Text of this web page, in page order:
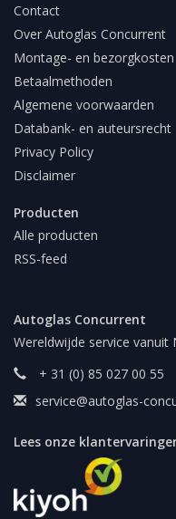
Contact
Over Autoglas Concurrent
Montage- en bezorgkosten
Betaalmethoden
Algemene voorwaarden
Databank- en auteursrecht
Privacy Policy
Disclaimer
Producten
Alle producten
RSS-feed
Autoglas Concurrent
Wereldwijde service vanuit
+ 31 (0) 85 027 00 55
service@autoglas-
Lees onze